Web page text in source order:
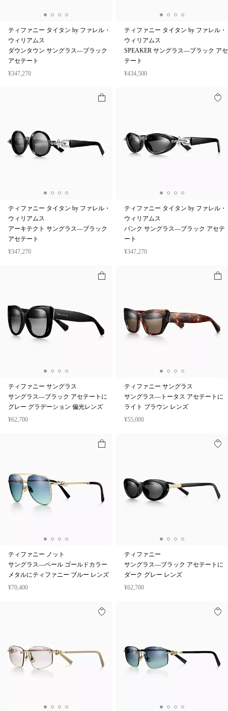
ティファニー タイタン by ファレル・
ウィリアムス
ダウンタウン サングラス—ブラック
アセテート
¥347,270
ティファニー タイタン by ファレル・
ウィリアムス
SPEAKER サングラス—ブラック アセ
テート
¥434,500
ティファニー タイタン by ファレル・
ウィリアムス
アーキテクト サングラス—ブラック
アセテート
¥347,270
ティファニー タイタン by ファレル・
ウィリアムス
パンク サングラス—ブラック アセテ
ート
¥347,270
ティファニー サングラス
サングラス—ブラック アセテートに
グレー グラデーション 偏光レンズ
¥62,700
ティファニー サングラス
サングラス—トータス アセテートに
ライト ブラウン レンズ
¥55,000
ティファニー ノット
サングラス—ペール ゴールドカラー
メタルにティファニー ブルー レンズ
¥70,400
ティファニー
サングラス—ブラック アセテートに
ダーク グレー レンズ
¥62,700